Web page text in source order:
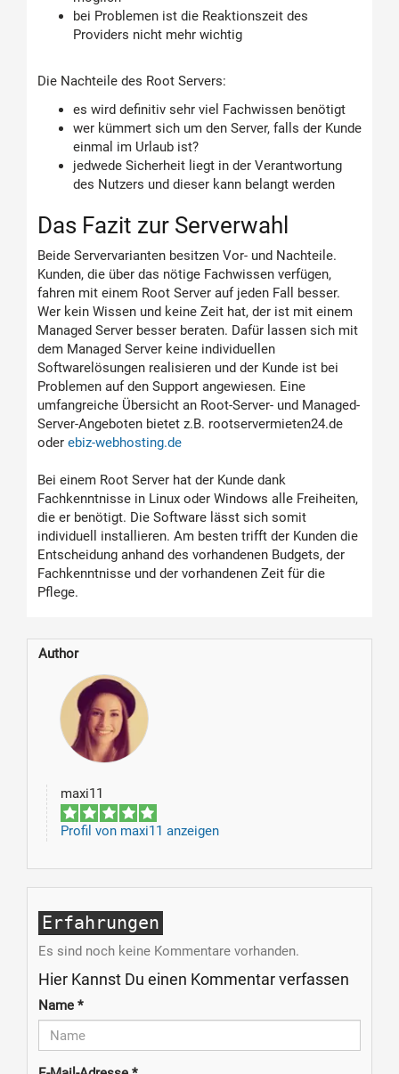
bei Problemen ist die Reaktionszeit des
Providers nicht mehr wichtig
Die Nachteile des Root Servers:
es wird definitiv sehr viel Fachwissen benötigt
wer kümmert sich um den Server, falls der Kunde
einmal im Urlaub ist?
jedwede Sicherheit liegt in der Verantwortung
des Nutzers und dieser kann belangt werden
Das Fazit zur Serverwahl
Beide Servervarianten besitzen Vor- und Nachteile.
Kunden, die über das nötige Fachwissen verfügen,
fahren mit einem Root Server auf jeden Fall besser.
Wer kein Wissen und keine Zeit hat, der ist mit einem
Managed Server besser beraten. Dafür lassen sich mit
dem Managed Server keine individuellen
Softwarelösungen realisieren und der Kunde ist bei
Problemen auf den Support angewiesen. Eine
umfangreiche Übersicht an Root-Server- und Managed-
Server-Angeboten bietet z.B. rootservermieten24.de
oder ebiz-webhosting.de
Bei einem Root Server hat der Kunde dank
Fachkenntnisse in Linux oder Windows alle Freiheiten,
die er benötigt. Die Software lässt sich somit
individuell installieren. Am besten trifft der Kunden die
Entscheidung anhand des vorhandenen Budgets, der
Fachkenntnisse und der vorhandenen Zeit für die
Pflege.
Author
maxi11
Profil von maxi11 anzeigen
Erfahrungen
Es sind noch keine Kommentare vorhanden.
Hier Kannst Du einen Kommentar verfassen
Name *